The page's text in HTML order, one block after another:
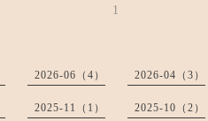
1
2026-06（4） 2026-04（3）
2025-11（1） 2025-10（2）